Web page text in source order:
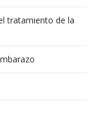
tratamiento de la